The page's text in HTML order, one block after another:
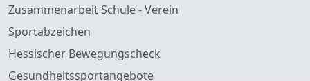
Zusammenarbeit Schule - Verein
Sportabzeichen
Hessischer Bewegungscheck
Gesundheitssportangebote